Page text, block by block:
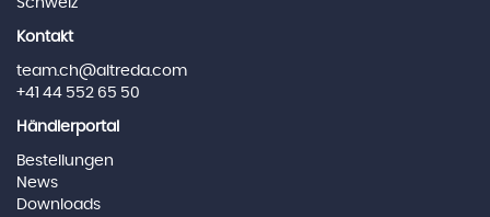
Kontakt
team.ch@altreda.com
+41 44 552 65 50
Händlerportal
Bestellungen
News
Downloads